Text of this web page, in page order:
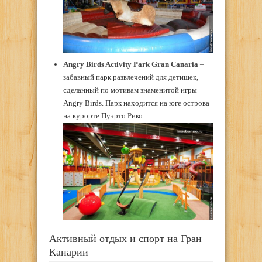
Angry Birds Activity Park Gran Canaria–
забавный парк развлечений для детишек,
сделанный по мотивам знаменитой игры
Angry Birds. Парк находится на юге острова
на курорте Пуэрто Рико.
Активный отдых и спорт на Гран
Канарии